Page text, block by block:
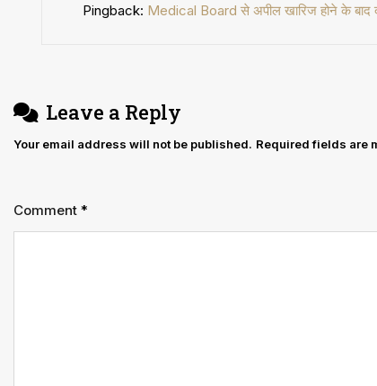
Pingback: Medical Board से अपील खारिज होने के बाद
Leave a Reply
Your email address will not be published. Required fields are
Comment *